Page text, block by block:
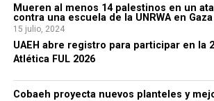
Mueren al menos 14 palestinos en un
contra una escuela de la UNRWA en Gaza
15 julio, 2024
UAEH abre registro para participar en la
Atlética FUL 2026
Cobaeh proyecta nuevos planteles y